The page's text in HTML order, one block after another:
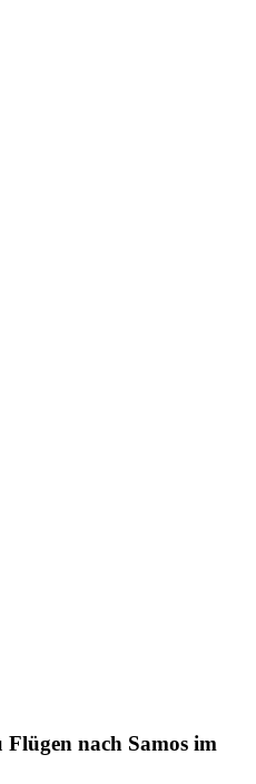
nach Samos im